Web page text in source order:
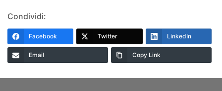
Condividi:
Facebook Twitter LinkedIn
Email Copy Link